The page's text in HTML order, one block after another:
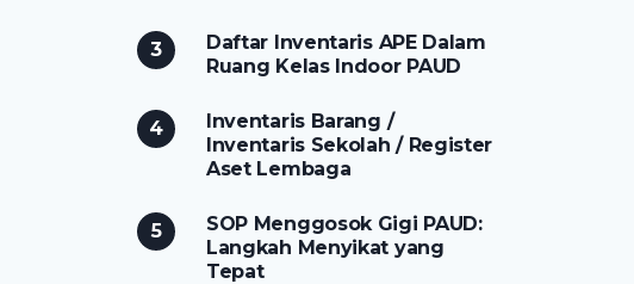
Daftar Inventaris APE Dalam
Ruang Kelas Indoor PAUD
Inventaris Barang /
Inventaris Sekolah / Register
Aset Lembaga
SOP Menggosok Gigi PAUD:
Langkah Menyikat yang
Tepat